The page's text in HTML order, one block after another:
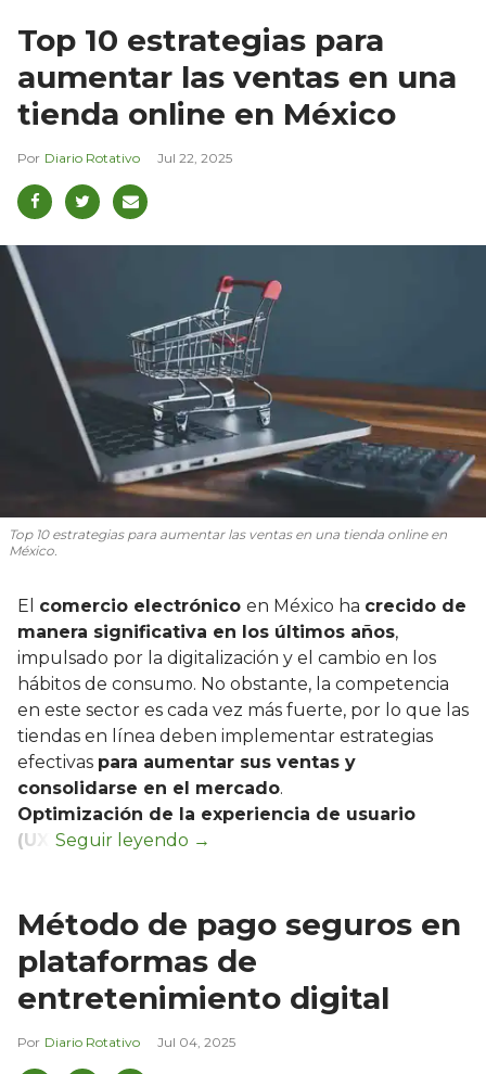
Top 10 estrategias para
aumentar las ventas en una
tienda online en México
Diario Rotativo Jul 22, 2025
Top 10 estrategias para aumentar las ventas en una tienda online en
México.
El comercio electrónico en México ha crecido de
manera significativa en los últimos años,
impulsado por la digitalización y el cambio en los
hábitos de consumo. No obstante, la competencia
en este sector es cada vez más fuerte, por lo que las
tiendas en línea deben implementar estrategias
efectivas para aumentar sus ventas y
consolidarse en el mercado.
Optimización de la experiencia de usuario
(UX)
Método de pago seguros en
plataformas de
entretenimiento digital
Diario Rotativo Jul 04, 2025